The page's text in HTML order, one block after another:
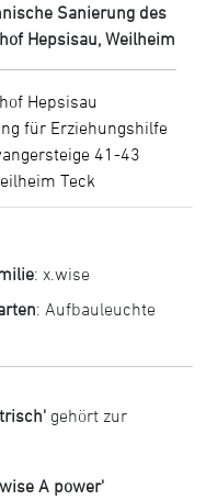
Sanierung des
Hepsisau, Weilheim
Hepsisau
für Erziehungshilfe
41-43
Teck
: x.wise
: Aufbauleuchte
gehört zur
A power'